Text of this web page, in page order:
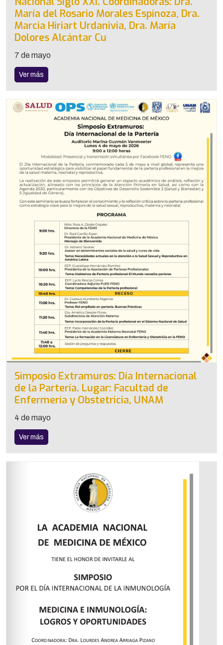
María del Rosario Morales Espinoza, Dra.
Marcia Hiriart Urdanivia, Dra. María
Dolores Alcántar Cu
7 de mayo
Ver más
Simposio Extramuros: Día Internacional
de la Partería. Lugar: Facultad de
Enfermería y Obstetricia, UNAM
4 de mayo
Ver más